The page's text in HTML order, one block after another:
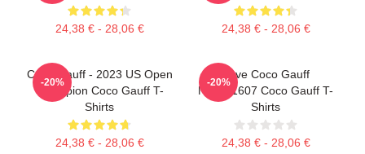
24,38 € - 28,06 € 24,38 € - 28,06 €
Coco Gauff - 2023 US Open
Champion Coco Gauff T-
Shirts
24,38 € - 28,06 €
-20%
Love Coco Gauff
NTMD1607 Coco Gauff T-
Shirts
24,38 € - 28,06 €
-20%